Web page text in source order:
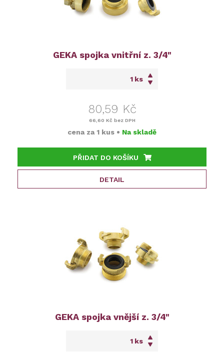
GEKA spojka vnitřní z. 3/4"
ks
80,59 Kč
66,60 Kč bez DPH
cena za 1 kus • Na skladě
PŘIDAT DO KOŠÍKU
DETAIL
GEKA spojka vnější z. 3/4"
ks